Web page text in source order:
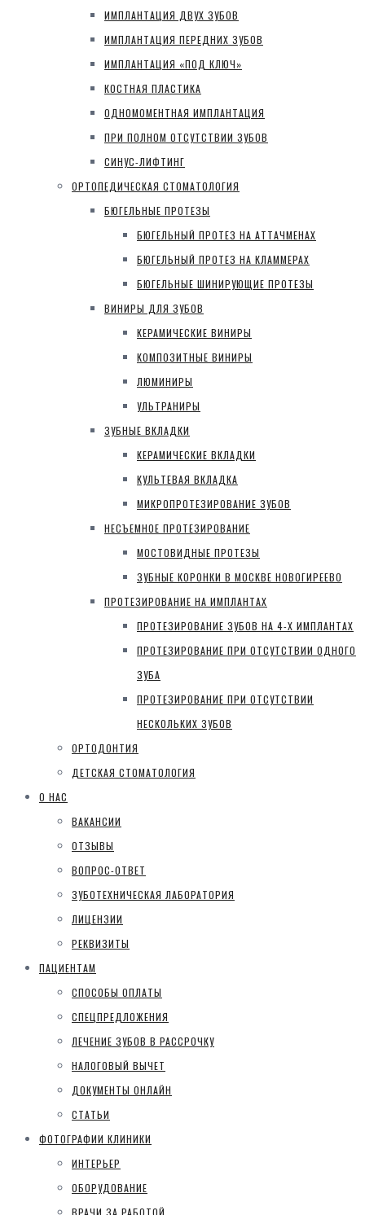
ИМПЛАНТАЦИЯ ДВУХ ЗУБОВ
ИМПЛАНТАЦИЯ ПЕРЕДНИХ ЗУБОВ
ИМПЛАНТАЦИЯ «ПОД КЛЮЧ»
КОСТНАЯ ПЛАСТИКА
ОДНОМОМЕНТНАЯ ИМПЛАНТАЦИЯ
ПРИ ПОЛНОМ ОТСУТСТВИИ ЗУБОВ
СИНУС-ЛИФТИНГ
ОРТОПЕДИЧЕСКАЯ СТОМАТОЛОГИЯ
БЮГЕЛЬНЫЕ ПРОТЕЗЫ
БЮГЕЛЬНЫЙ ПРОТЕЗ НА АТТАЧМЕНАХ
БЮГЕЛЬНЫЙ ПРОТЕЗ НА КЛАММЕРАХ
БЮГЕЛЬНЫЕ ШИНИРУЮЩИЕ ПРОТЕЗЫ
ВИНИРЫ ДЛЯ ЗУБОВ
КЕРАМИЧЕСКИЕ ВИНИРЫ
КОМПОЗИТНЫЕ ВИНИРЫ
ЛЮМИНИРЫ
УЛЬТРАНИРЫ
ЗУБНЫЕ ВКЛАДКИ
КЕРАМИЧЕСКИЕ ВКЛАДКИ
КУЛЬТЕВАЯ ВКЛАДКА
МИКРОПРОТЕЗИРОВАНИЕ ЗУБОВ
НЕСЪЕМНОЕ ПРОТЕЗИРОВАНИЕ
МОСТОВИДНЫЕ ПРОТЕЗЫ
ЗУБНЫЕ КОРОНКИ В МОСКВЕ НОВОГИРЕЕВО
ПРОТЕЗИРОВАНИЕ НА ИМПЛАНТАХ
ПРОТЕЗИРОВАНИЕ ЗУБОВ НА 4-Х ИМПЛАНТАХ
ПРОТЕЗИРОВАНИЕ ПРИ ОТСУТСТВИИ ОДНОГО
ЗУБА
ПРОТЕЗИРОВАНИЕ ПРИ ОТСУТСТВИИ
НЕСКОЛЬКИХ ЗУБОВ
ОРТОДОНТИЯ
ДЕТСКАЯ СТОМАТОЛОГИЯ
О НАС
ВАКАНСИИ
ОТЗЫВЫ
ВОПРОС-ОТВЕТ
ЗУБОТЕХНИЧЕСКАЯ ЛАБОРАТОРИЯ
ЛИЦЕНЗИИ
РЕКВИЗИТЫ
ПАЦИЕНТАМ
СПОСОБЫ ОПЛАТЫ
СПЕЦПРЕДЛОЖЕНИЯ
ЛЕЧЕНИЕ ЗУБОВ В РАССРОЧКУ
НАЛОГОВЫЙ ВЫЧЕТ
ДОКУМЕНТЫ ОНЛАЙН
СТАТЬИ
ФОТОГРАФИИ КЛИНИКИ
ИНТЕРЬЕР
ОБОРУДОВАНИЕ
ВРАЧИ ЗА РАБОТОЙ